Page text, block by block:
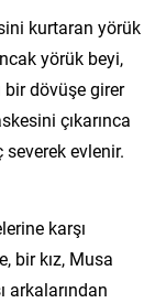
kurtaran yörük
yörük beyi,
bir dövüşe girer
çıkarınca
severek evlenir.
karşı
bir kız, Musa
arkalarından